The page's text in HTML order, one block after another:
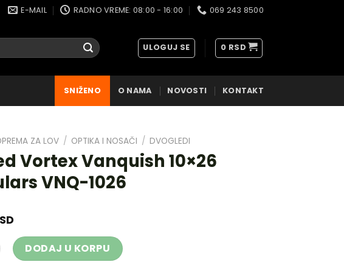
E-MAIL RADNO VREME: 08:00 - 16:00 069 243 8500
ULOGUJ SE 0 RSD
SNIŽENO O NAMA NOVOSTI KONTAKT
ZA LOV / OPTIKA I NOSAČI / DVOGLEDI
Vortex Vanquish 10×26
VNQ-1026
Vanquish 10×26 Binoculars VNQ-1026 količina
DODAJ U KORPU